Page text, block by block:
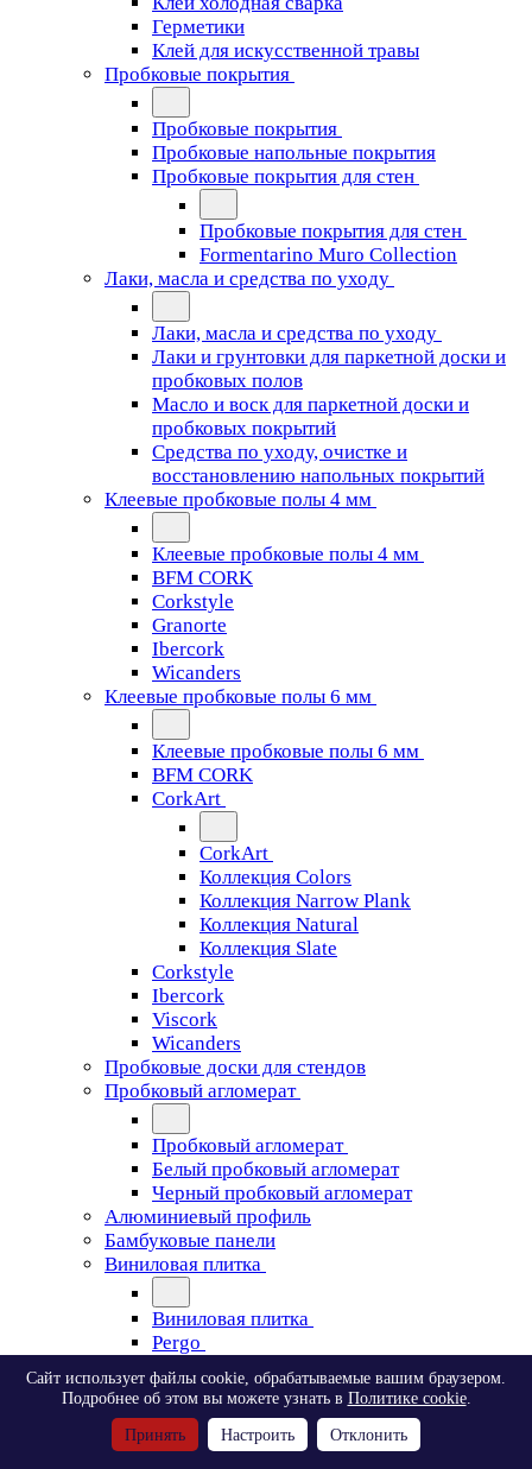
Герметики
Клей для искусственной травы
Пробковые покрытия
Пробковые покрытия
Пробковые напольные покрытия
Пробковые покрытия для стен
Пробковые покрытия для стен
Formentarino Muro Collection
Лаки, масла и средства по уходу
Лаки, масла и средства по уходу
Лаки и грунтовки для паркетной доски и
пробковых полов
Масло и воск для паркетной доски и
пробковых покрытий
Средства по уходу, очистке и
восстановлению напольных покрытий
Клеевые пробковые полы 4 мм
Клеевые пробковые полы 4 мм
BFM CORK
Corkstyle
Granorte
Ibercork
Wicanders
Клеевые пробковые полы 6 мм
Клеевые пробковые полы 6 мм
BFM CORK
CorkArt
CorkArt
Коллекция Colors
Коллекция Narrow Plank
Коллекция Natural
Коллекция Slate
Corkstyle
Ibercork
Viscork
Wicanders
Пробковые доски для стендов
Пробковый агломерат
Пробковый агломерат
Белый пробковый агломерат
Черный пробковый агломерат
Алюминиевый профиль
Бамбуковые панели
Виниловая плитка
Виниловая плитка
Pergo
Pergo
Classic Plank Optimum Glue
Modern Plank Optimum Glue
Сайт использует файлы cookie, обрабатываемые вашим браузером.
Подробнее об этом вы можете узнать в Политике cookie.
Принять Настроить Отклонить